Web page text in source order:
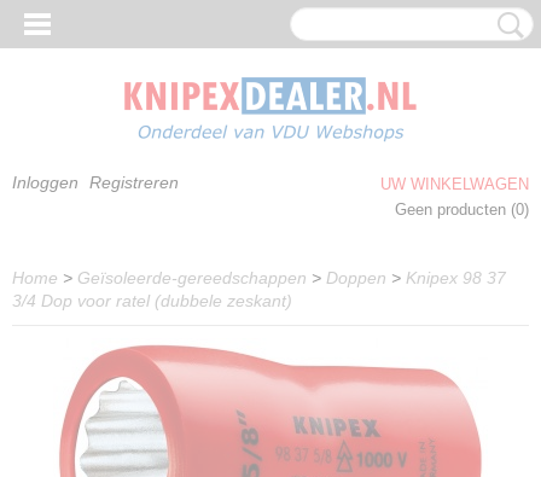
Inloggen Registreren
UW WINKELWAGEN
Geen producten (0)
Home > Geïsoleerde-gereedschappen > Doppen > Knipex 98 37
3/4 Dop voor ratel (dubbele zeskant)